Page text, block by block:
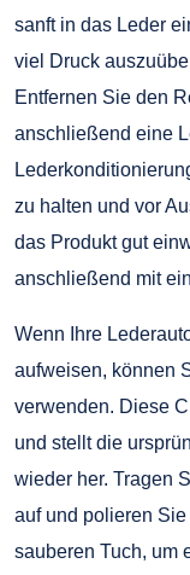
sanft in das Leder
viel Druck
Entfernen Sie den
anschließend eine
zu halten und vor
das Produkt gut
anschließend mit
Wenn Ihre
aufweisen, können
verwenden. Diese
und stellt die
wieder her. Tragen
auf und polieren
sauberen Tuch, um